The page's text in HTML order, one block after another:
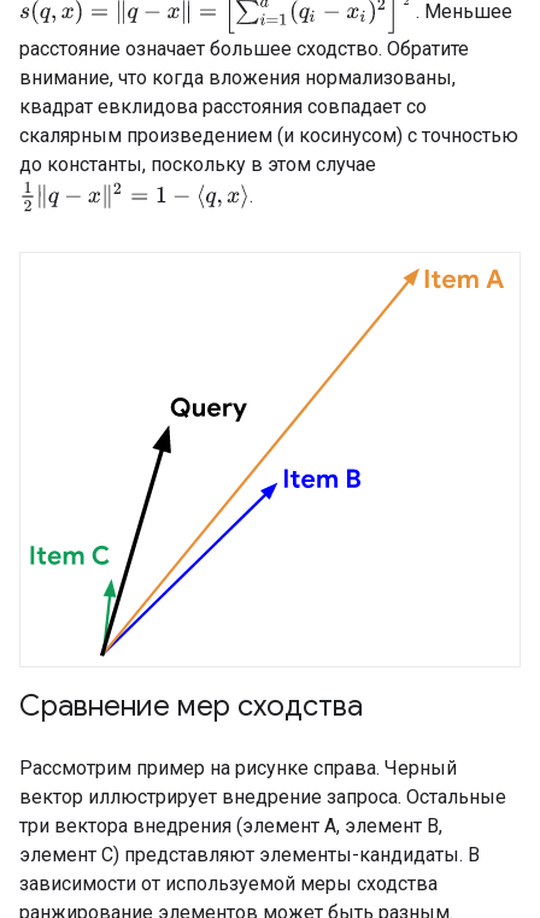
. Меньшее
расстояние означает большее сходство. Обратите
внимание, что когда вложения нормализованы,
квадрат евклидова расстояния совпадает со
скалярным произведением (и косинусом) с точностью
до константы, поскольку в этом случае
12 ‖q −x ‖2 =1 −⟨q ,x ⟩ .
Сравнение мер сходства
Рассмотрим пример на рисунке справа. Черный
вектор иллюстрирует внедрение запроса. Остальные
три вектора внедрения (элемент A, элемент B,
элемент C) представляют элементы-кандидаты. В
зависимости от используемой меры сходства
ранжирование элементов может быть разным.